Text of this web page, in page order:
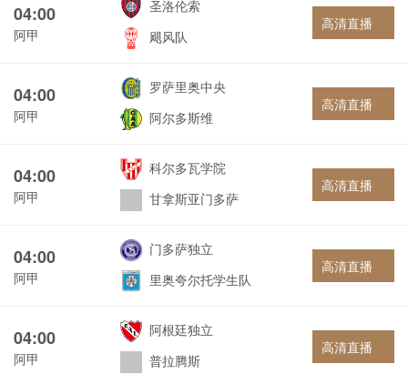
04:00
阿甲
圣洛伦索
飓风队
高清直播
04:00
阿甲
罗萨里奥中央
阿尔多斯维
高清直播
04:00
阿甲
科尔多瓦学院
甘拿斯亚门多萨
高清直播
04:00
阿甲
门多萨独立
里奥夸尔托学生队
高清直播
04:00
阿甲
阿根廷独立
普拉腾斯
高清直播